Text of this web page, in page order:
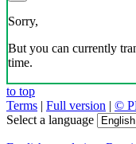
Sorry,
But you can currently
time.
to top
Terms | Full version | ©
Select a language